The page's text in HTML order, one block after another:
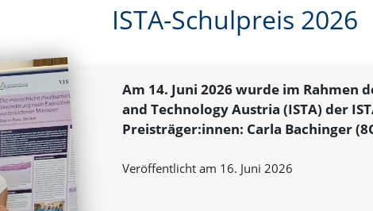
ISTA-Schulpreis 2026
Am 14. Juni 2026 wurde im Rahmen
and Technology Austria (ISTA) der
Preisträger:innen: Carla Bachinger
Veröffentlicht am 16. Juni 2026